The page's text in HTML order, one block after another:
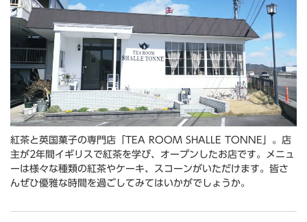
紅茶と英国菓子の専門店「TEA ROOM SHALLE TONNE」。店
主が2年間イギリスで紅茶を学び、オープンしたお店です。メニュ
ーは様々な種類の紅茶やケーキ、スコーンがいただけます。皆さ
んぜひ優雅な時間を過ごしてみてはいかがでしょうか。